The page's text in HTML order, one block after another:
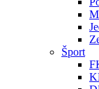
Šport